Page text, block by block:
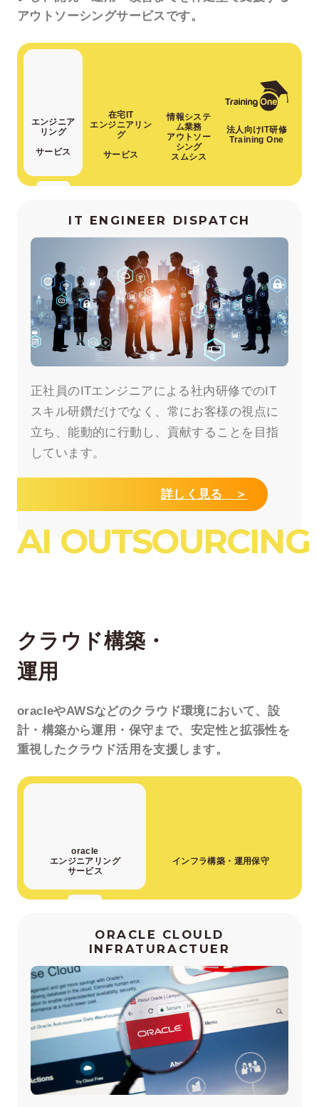
アウトソーシングサービスです。
エンジニア
リング
サービス
在宅IT
エンジニアリン
グ
サービス
情報システ
ム業務
アウトソー
シング
スムシス
法人向けIT研修
Training One
IT ENGINEER DISPATCH
正社員のITエンジニアによる社内研修でのIT
スキル研鑽だけでなく、常にお客様の視点に
立ち、能動的に行動し、貢献することを目指
しています。
詳しく見る ＞
AI OUTSOURCING
クラウド構築・
運用
oracleやAWSなどのクラウド環境において、 設
計・構築から運用・保守まで、 安定性と拡張性を
重視したクラウド活用を支援します。
oracle
エンジニアリング
サービス
インフラ構築・運用保守
ORACLE CLOULD
INFRATURACTUER